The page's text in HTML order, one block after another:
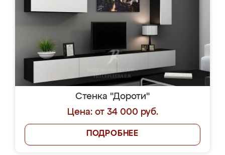
Стенка "Дороти"
Цена: от 34 000 руб.
ПОДРОБНЕЕ